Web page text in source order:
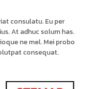
consulatu. Eu per
At adhuc solum has.
ne mel. Mei probo
consequat.